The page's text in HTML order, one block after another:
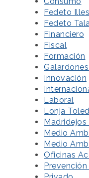
Fedeto
Fedeto
Financiero
Fiscal
Formación
Innovación
Laboral
Lonja
Madridejos
Medio
Medio
Oficinas